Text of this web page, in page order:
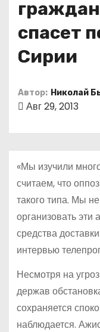
спасет
Сирии
Автор: Николай
Авг 29, 2013
«Мы изучили
считаем, что
такого типа. Мы
организовать эти
средства
интервью
Несмотря на
держав
сохраняется
наблюдается.